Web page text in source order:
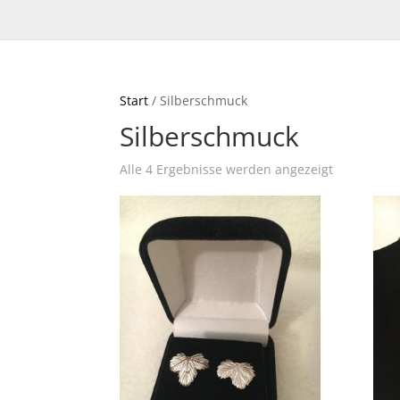
Start / Silberschmuck
Silberschmuck
Alle 4 Ergebnisse werden angezeigtNach